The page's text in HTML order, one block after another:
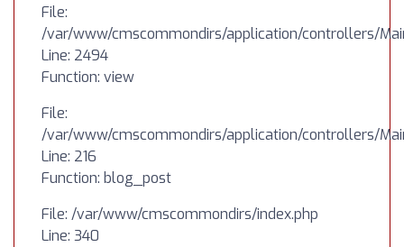
File:
/var/www/cmscommondirs/application/controllers/
Line: 2494
Function: view
File:
/var/www/cmscommondirs/application/controllers/
Line: 216
Function: blog_post
File: /var/www/cmscommondirs/index.php
Line: 340